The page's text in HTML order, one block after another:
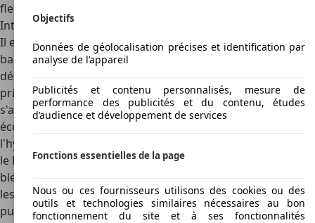
fleur de tapisserie dans le segment C.
Intérieur
Il en va de même à l'intérieur, où l'habitacle est plutôt
banal. Avec son design vertical, le tableau de bord peut
dégager un certain dynamisme, mais pour le reste, ce sont
principalement des plastiques gris qui passent le relais. Il
s'agit de matériauxagréables, car Toyota n'a pas
économisé sur les plastiques dits « soft-touch ». En outre,
l'hybride présente une caractéristique frappante, puisque
le levier de vitesse a un design futuriste et est de couleur
bleue transparente, tout comme dans la Prius. D'ailleurs,
les compteurs ont aussi été mise à la sauce hybride,
puisque le tachymètre a dû faire place à une jauge
Objectifs
Données de géolocalisation précises et identification par
analyse de l’appareil
Publicités et contenu personnalisés, mesure de
performance des publicités et du contenu, études
d’audience et développement de services
Fonctions essentielles de la page
Nous ou ces fournisseurs utilisons des cookies ou des
outils et technologies similaires nécessaires au bon
fonctionnement du site et à ses fonctionnalités